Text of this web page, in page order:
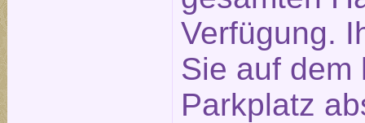
Verfügung.
Sie auf dem
Parkplatz